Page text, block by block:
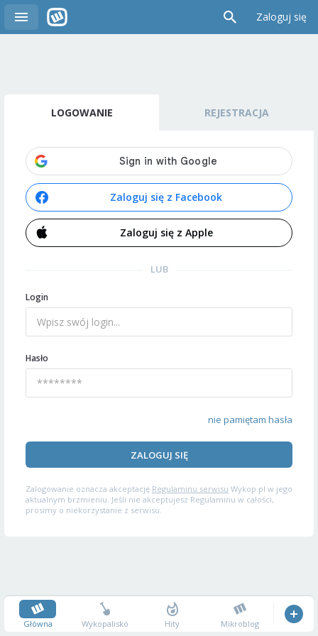
Zaloguj się
LOGOWANIE REJESTRACJA
Zaloguj się z Facebook
Zaloguj się z Apple
LUB
Login
Hasło
nie pamiętam hasła
ZALOGUJ SIĘ
Zalogowanie oznacza akceptację Regulaminu serwisu Wykop.pl w jego
aktualnym brzmieniu. Jeśli nie akceptujesz Regulaminu w całości,
prosimy o niekorzystanie z serwisu.
Główna Wykopalisko Hity Mikroblog